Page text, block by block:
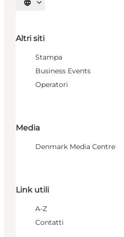
Seleziona la lingua
Altri siti
Stampa
Business Events
Operatori
Media
Denmark Media Centre
Link utili
A-Z
Contatti